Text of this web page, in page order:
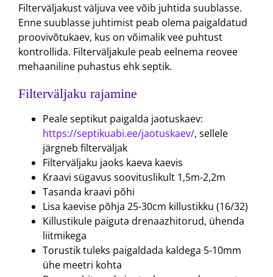
Filterväljakust väljuva vee võib juhtida suublasse.
Enne suublasse juhtimist peab olema paigaldatud
proovivõtukaev, kus on võimalik vee puhtust
kontrollida. Filterväljakule peab eelnema reovee
mehaaniline puhastus ehk septik.
Filterväljaku rajamine
Peale septikut paigalda jaotuskaev:
https://septikuabi.ee/jaotuskaev/, sellele
järgneb filterväljak
Filterväljaku jaoks kaeva kaevis
Kraavi sügavus soovituslikult 1,5m-2,2m
Tasanda kraavi põhi
Lisa kaevise põhja 25-30cm killustikku (16/32)
Killustikule paiguta drenaazhitorud, ühenda
liitmikega
Torustik tuleks paigaldada kaldega 5-10mm
ühe meetri kohta